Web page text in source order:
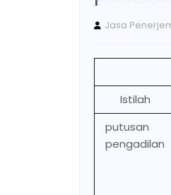
Jasa
Istilah
putusan
pengadilan